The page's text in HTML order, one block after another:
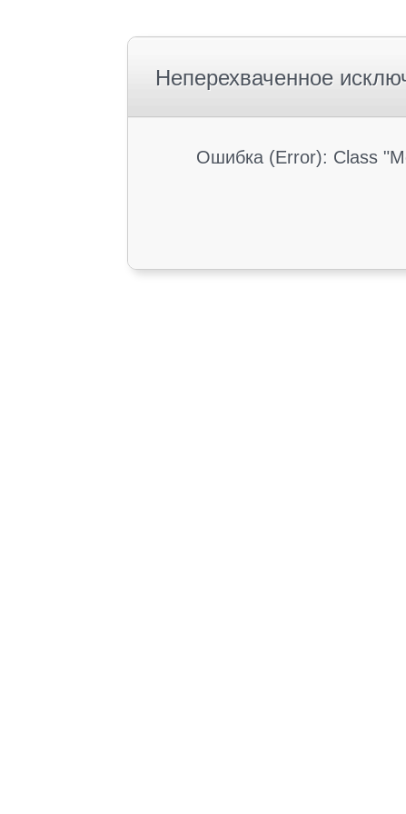
Неперехваченное
Ошибка (Error): Class